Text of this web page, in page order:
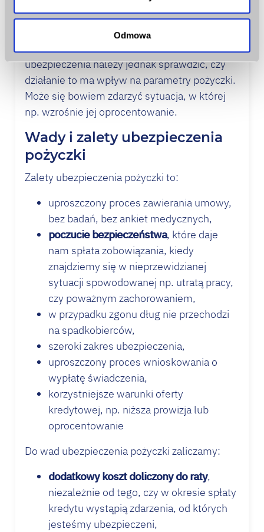
Odmowa
trwania umowy możemy ją wypowiedzieć,
zachowując określony termin zawarty w
umowie. Przed odstąpieniem od umowy
ubezpieczenia należy jednak sprawdzić, czy
działanie to ma wpływ na parametry pożyczki.
Może się bowiem zdarzyć sytuacja, w której
np. wzrośnie jej oprocentowanie.
Wady i zalety ubezpieczenia
pożyczki
Zalety ubezpieczenia pożyczki to:
uproszczony proces zawierania umowy,
bez badań, bez ankiet medycznych,
poczucie bezpieczeństwa, które daje
nam spłata zobowiązania, kiedy
znajdziemy się w nieprzewidzianej
sytuacji spowodowanej np. utratą pracy,
czy poważnym zachorowaniem,
w przypadku zgonu dług nie przechodzi
na spadkobierców,
szeroki zakres ubezpieczenia,
uproszczony proces wnioskowania o
wypłatę świadczenia,
korzystniejsze warunki oferty
kredytowej, np. niższa prowizja lub
oprocentowanie
Do wad ubezpieczenia pożyczki zaliczamy:
dodatkowy koszt doliczony do raty,
niezależnie od tego, czy w okresie spłaty
kredytu wystąpią zdarzenia, od których
jesteśmy ubezpieczeni,